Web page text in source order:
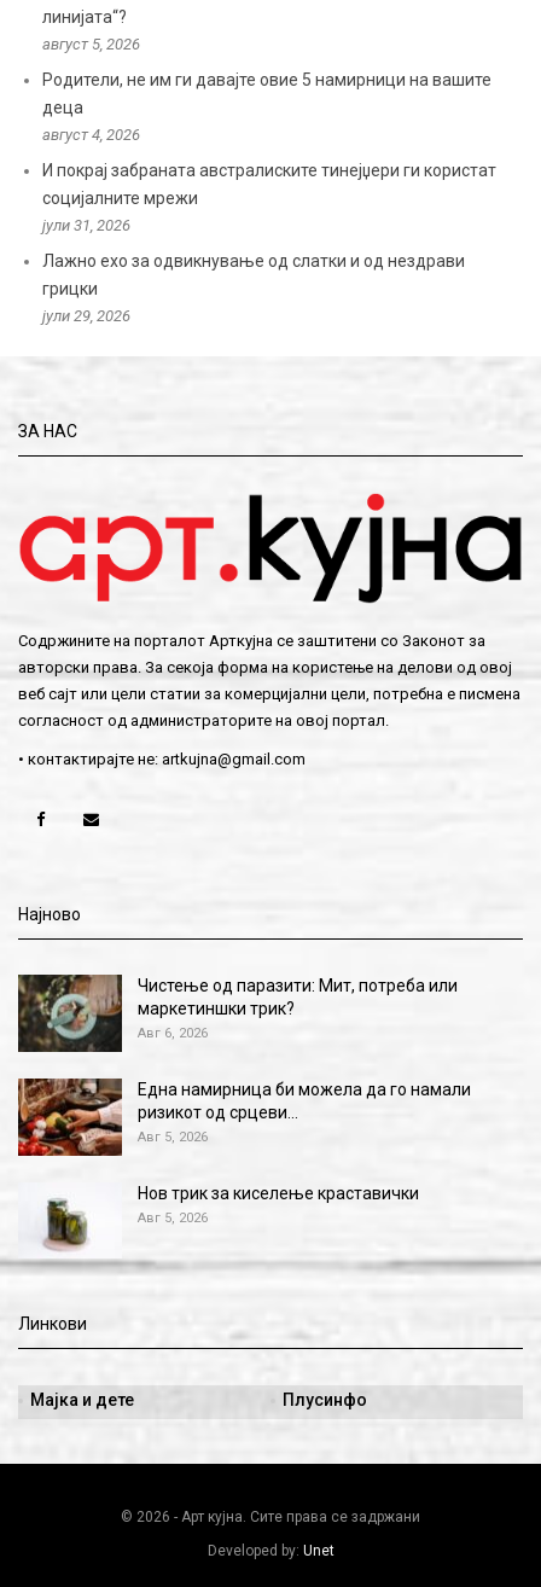
линијата“?
август 5, 2026
Родители, не им ги давајте овие 5 намирници на вашите
деца
август 4, 2026
И покрај забраната австралиските тинејџери ги користат
социјалните мрежи
јули 31, 2026
Лажно ехо за одвикнување од слатки и од нездрави
грицки
јули 29, 2026
ЗА НАС
Содржините на порталот Арткујна се заштитени со Законот за
авторски права. За секоја форма на користење на делови од овој
веб сајт или цели статии за комерцијални цели, потребна е писмена
согласност од администраторите на овој портал.
• контактирајте не: artkujna@gmail.com
Најново
Чистење од паразити: Мит, потреба или
маркетиншки трик?
Авг 6, 2026
Една намирница би можела да го намали
ризикот од срцеви…
Авг 5, 2026
Нов трик за киселење краставички
Авг 5, 2026
Линкови
Мајка и дете Плусинфо
© 2026 - Арт кујна. Сите права се задржани
Developed by: Unet